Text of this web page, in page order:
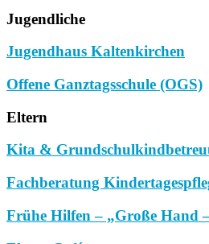
Jugendliche
Jugendhaus Kaltenkirchen
Offene Ganztagsschule (OGS)
Eltern
Kita &
Fachberatung
Frühe Hilfen – „Große Hand